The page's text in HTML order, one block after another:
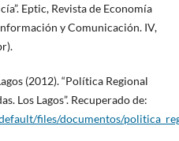
Eptic, Revista de Economía
y Comunicación. IV,
(2012). “Política Regional
Los Lagos”. Recuperado de:
files/documentos/